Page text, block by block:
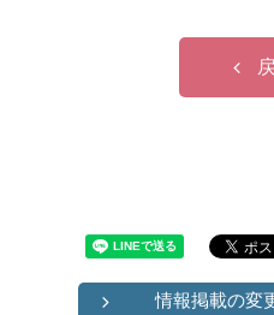
情報掲載の変